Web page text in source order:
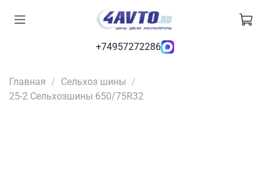
+74957272286
Главная
Сельхоз шины
25-2 Сельхозшины 650/75R32